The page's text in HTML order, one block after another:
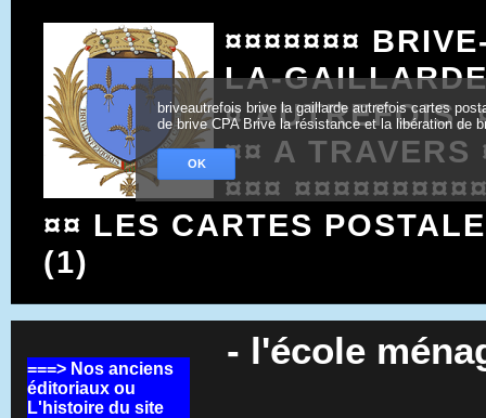
briveautrefois brive la gaillarde autrefois cartes
de brive CPA Brive la résistance et la libération de
OK
¤¤¤¤¤¤¤
LA-
¤ AUTREFOIS,
¤¤ A TRAVERS
¤¤¤
¤¤ LES CARTES
(1)
===> Nos anciens
éditoriaux ou
L'histoire du site
- l'école